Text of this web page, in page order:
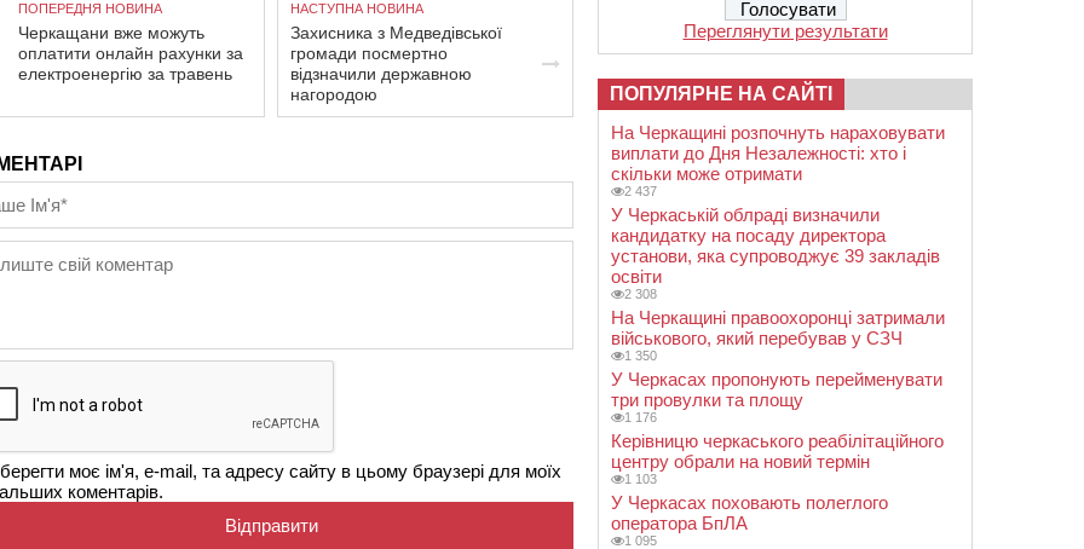
ПОПЕРЕДНЯ НОВИНА
Черкащани вже можуть
оплатити онлайн рахунки за
електроенергію за травень
НАСТУПНА НОВИНА
Захисника з Медведівської
громади посмертно
відзначили державною
нагородою
моє ім'я, e-mail, та адресу сайту в цьому браузері для моїх
коментарів.
Переглянути результати
ПОПУЛЯРНЕ НА САЙТІ
На Черкащині розпочнуть нараховувати
виплати до Дня Незалежності: хто і
скільки може отримати
2 437
У Черкаській облраді визначили
кандидатку на посаду директора
установи, яка супроводжує 39 закладів
освіти
2 308
На Черкащині правоохоронці затримали
військового, який перебував у СЗЧ
1 350
У Черкасах пропонують перейменувати
три провулки та площу
1 176
Керівницю черкаського реабілітаційного
центру обрали на новий термін
1 103
У Черкасах поховають полеглого
оператора БпЛА
1 095